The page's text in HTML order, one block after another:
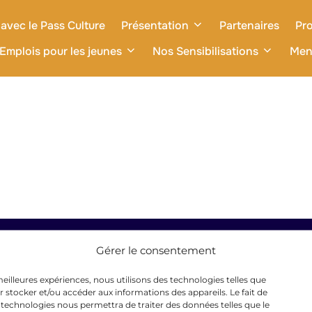
Gérer le consentement
expériences, nous utilisons des technologies telles que
stocker et/ou accéder aux informations des appareils. Le fait de
nous permettra de traiter des données telles que le
le Pass Culture Présentation Partenaires
pour les jeunes
Nos Sensibilisations